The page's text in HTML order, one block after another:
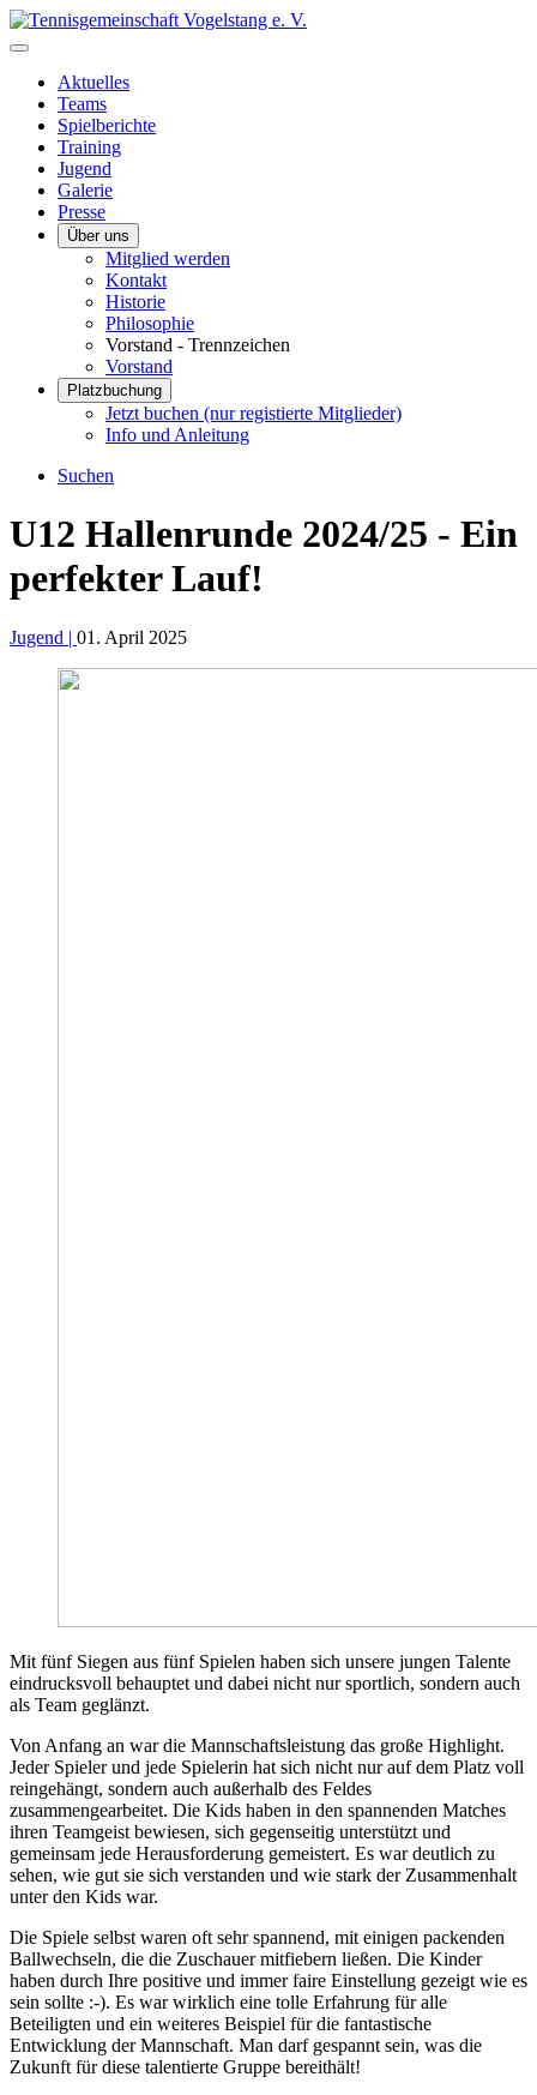
Aktuelles
Teams
Spielberichte
Training
Jugend
Galerie
Presse
Über uns
Mitglied werden
Kontakt
Historie
Philosophie
Vorstand - Trennzeichen
Vorstand
Platzbuchung
Jetzt buchen (nur registierte Mitglieder)
Info und Anleitung
Suchen
U12 Hallenrunde 2024/25 - Ein
perfekter Lauf!
Jugend | 01. April 2025
Mit fünf Siegen aus fünf Spielen haben sich unsere jungen Talente
eindrucksvoll behauptet und dabei nicht nur sportlich, sondern auch
als Team geglänzt.
Von Anfang an war die Mannschaftsleistung das große Highlight.
Jeder Spieler und jede Spielerin hat sich nicht nur auf dem Platz voll
reingehängt, sondern auch außerhalb des Feldes
zusammengearbeitet. Die Kids haben in den spannenden Matches
ihren Teamgeist bewiesen, sich gegenseitig unterstützt und
gemeinsam jede Herausforderung gemeistert. Es war deutlich zu
sehen, wie gut sie sich verstanden und wie stark der Zusammenhalt
unter den Kids war.
Die Spiele selbst waren oft sehr spannend, mit einigen packenden
Ballwechseln, die die Zuschauer mitfiebern ließen. Die Kinder
haben durch Ihre positive und immer faire Einstellung gezeigt wie es
sein sollte :-). Es war wirklich eine tolle Erfahrung für alle
Beteiligten und ein weiteres Beispiel für die fantastische
Entwicklung der Mannschaft. Man darf gespannt sein, was die
Zukunft für diese talentierte Gruppe bereithält!